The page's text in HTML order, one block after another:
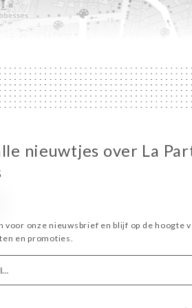
nieuwtjes over La
voor onze nieuwsbrief en blijf op de hoogte
en promoties.